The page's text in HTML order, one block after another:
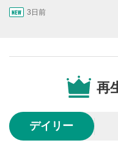
動画再生エリアをク
操作メニュー
再生/一時停止
3日前
再
デイリー